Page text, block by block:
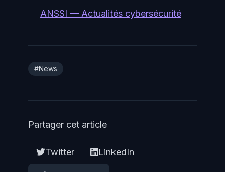
ANSSI — Actualités cybersécurité
#News
Partager cet article
Twitter LinkedIn